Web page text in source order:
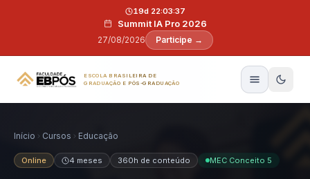
Summit IA Pro 2026
27/08/2026
19d 22:03:37
Participe →
ESCOLA BRASILEIRA DE
GRADUAÇÃO E PÓS-GRADUAÇÃO
Início Cursos Educação
Online 4 meses 360h de conteúdo MEC Conceito 5